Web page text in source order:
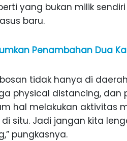
yang bukan milik
baru.
Penambahan Dua
tidak hanya di
physical distancing, dan
hal melakukan aktivitas
situ. Jadi jangan kita
pungkasnya.